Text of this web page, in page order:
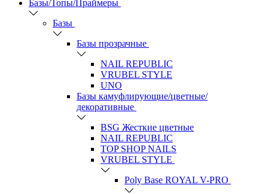
Базы/Топы/Праймеры
Базы
Базы прозрачные
NAIL REPUBLIC
VRUBEL STYLE
UNO
Базы камуфлирующие/цветные/
декоративные
BSG Жесткие цветные
NAIL REPUBLIC
TOP SHOP NAILS
VRUBEL STYLE
Poly Base ROYAL V-PRO